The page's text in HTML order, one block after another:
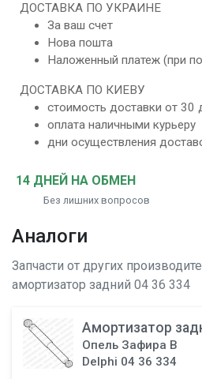
ДОСТАВКА ПО УКРАИНЕ
За ваш счет
Нова пошта
Наложенный платеж (при
ДОСТАВКА ПО КИЕВУ
стоимость доставки от 30
оплата наличными курьеру
дни осуществления
14 ДНЕЙ НА ОБМЕН
Без лишних вопросов
Аналоги
Запчасти от других
амортизатор задний 04 36 334
Амортизатор
Опель Зафира В
Delphi 04 36 334